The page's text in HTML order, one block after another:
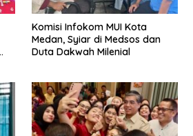
Komisi Infokom MUI Kota
Medan, Syiar di Medsos dan
Duta Dakwah Milenial